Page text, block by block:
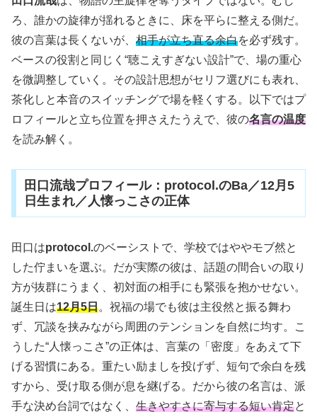
ろ、誰かの旋律が揺れるときに、床を平らに整える側だ。
彼の言葉は長くないが、 相手が立ち直る余白を必ず残す。
ベースの役割と同じく“聴こえすぎない設計”で、場の重心
を微調整していく。その設計思想がセリフ選びにも表れ、
茶化しと本音のスイッチングで場を軽くする。以下ではプ
ロフィールと立ち位置を押さえたうえで、彼の名言の温度
を読み解く。
田口流哉プロフィール：protocol.のBa／12月5
日生まれ／人懐っこさの正体
田口はprotocol.のベーシストで、学校ではややモブ然と
した佇まいを選ぶ。だが実際の彼は、話題の間合いの取り
方が抜群にうまく、初対面の相手にも緊張を抱かせない。
誕生日は12月5日。祝福の場でも彼は主役然と振る舞わ
ず、冗談を挟みながら周囲のテンションを自然に均す。こ
うした“人懐っこさ”の正体は、言葉の「密度」をあえて下
げる習慣にある。重たい励ましを投げず、短句で余白を残
すから、受け取る側が息を継げる。だから彼の名言は、派
手な決め台詞ではなく、 生きやすさに寄与する短い肯定と